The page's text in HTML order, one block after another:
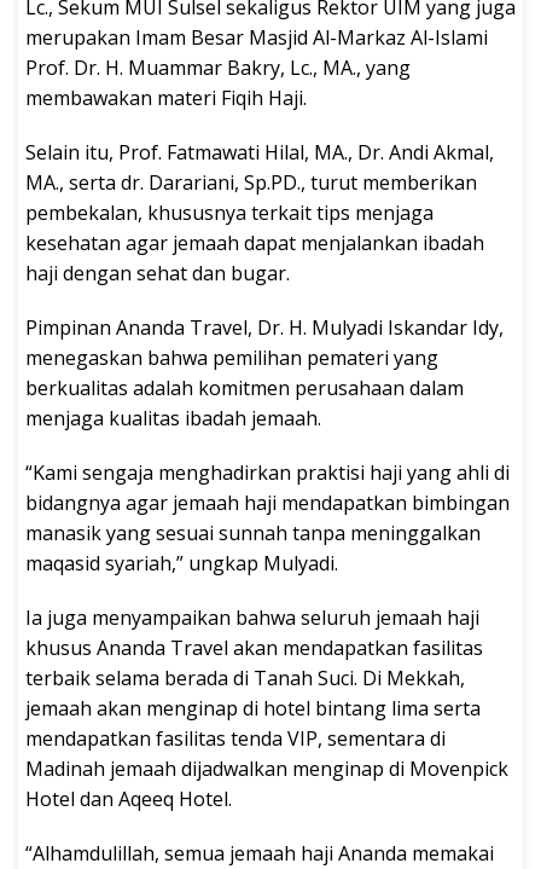
Lc., Sekum MUI Sulsel sekaligus Rektor UIM yang juga
merupakan Imam Besar Masjid Al-Markaz Al-Islami
Prof. Dr. H. Muammar Bakry, Lc., MA., yang
membawakan materi Fiqih Haji.
Selain itu, Prof. Fatmawati Hilal, MA., Dr. Andi Akmal,
MA., serta dr. Darariani, Sp.PD., turut memberikan
pembekalan, khususnya terkait tips menjaga
kesehatan agar jemaah dapat menjalankan ibadah
haji dengan sehat dan bugar.
Pimpinan Ananda Travel, Dr. H. Mulyadi Iskandar Idy,
menegaskan bahwa pemilihan pemateri yang
berkualitas adalah komitmen perusahaan dalam
menjaga kualitas ibadah jemaah.
“Kami sengaja menghadirkan praktisi haji yang ahli di
bidangnya agar jemaah haji mendapatkan bimbingan
manasik yang sesuai sunnah tanpa meninggalkan
maqasid syariah,” ungkap Mulyadi.
Ia juga menyampaikan bahwa seluruh jemaah haji
khusus Ananda Travel akan mendapatkan fasilitas
terbaik selama berada di Tanah Suci. Di Mekkah,
jemaah akan menginap di hotel bintang lima serta
mendapatkan fasilitas tenda VIP, sementara di
Madinah jemaah dijadwalkan menginap di Movenpick
Hotel dan Aqeeq Hotel.
“Alhamdulillah, semua jemaah haji Ananda memakai